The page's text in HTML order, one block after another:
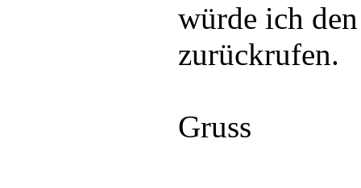
würde ich
zurückrufen.
Gruss